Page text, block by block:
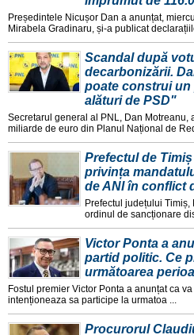
Președintele Nicușor Dan a anunțat,
Mirabela Gradinaru, și-a publicat
Scandal după
decarbonizării.
poate construi
alături de PSD"
Secretarul general al PNL, Dan Motreanu,
miliarde de euro din Planul Național de
Prefectul de
privința
de ANI în conflict
Prefectul județului Timiș,
ordinul de sancționare
Victor Ponta a
partid politic. Ce
următoarea
Fostul premier Victor Ponta a anunțat ca
intenționeaza sa participe la urmatoa ...
Procurorul